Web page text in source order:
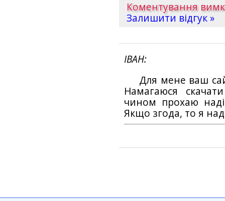
Коментування
Залишити відгук »
ІВАН
Для мене ваш
Намагаюся
чином прохаю
Якщо згода, то я